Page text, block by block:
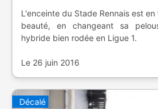
L'enceinte du Stade Rennais est
beauté, en changeant sa
hybride bien rodée en Ligue 1.
Le 26 juin 2016
Décalé